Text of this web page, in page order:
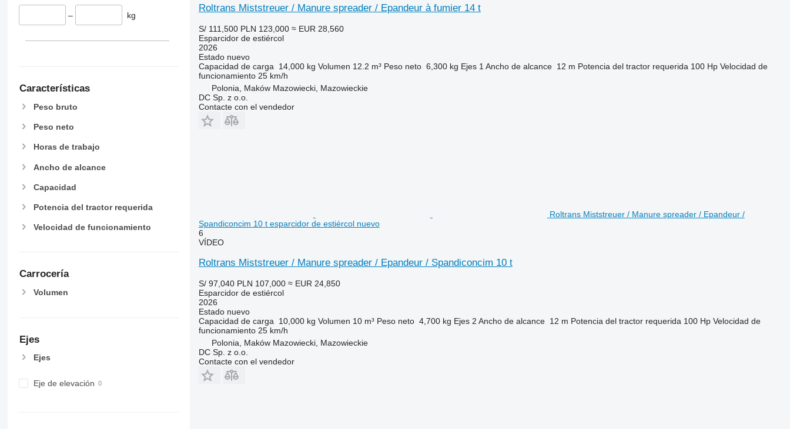
– kg
Características
Peso bruto
Peso neto
Horas de trabajo
Ancho de alcance
Capacidad
Potencia del tractor requerida
Velocidad de funcionamiento
Carrocería
Volumen
Ejes
Ejes
Eje de elevación
Roltrans Miststreuer / Manure spreader / Epandeur à fumier 14 t
S/ 111,500 PLN 123,000 ≈ EUR 28,560
Esparcidor de estiércol
2026
Estadonuevo
Capacidad de carga
14,000 kg Volumen 12.2 m³ Peso neto 6,300 kg Ejes 1 Ancho de alcance 12 m Potencia del tractor requerida 100 Hp Velocidad de
funcionamiento 25 km/h
Polonia, Maków Mazowiecki, Mazowieckie
DC Sp. z o.o.
Contacte con el vendedor
Roltrans Miststreuer / Manure spreader / Epandeur /
Spandiconcim 10 t esparcidor de estiércol nuevo
6
VÍDEO
Roltrans Miststreuer / Manure spreader / Epandeur / Spandiconcim 10 t
S/ 97,040 PLN 107,000 ≈ EUR 24,850
Esparcidor de estiércol
2026
Estadonuevo
Capacidad de carga
10,000 kg Volumen 10 m³ Peso neto 4,700 kg Ejes 2 Ancho de alcance 12 m Potencia del tractor requerida 100 Hp Velocidad de
funcionamiento 25 km/h
Polonia, Maków Mazowiecki, Mazowieckie
DC Sp. z o.o.
Contacte con el vendedor